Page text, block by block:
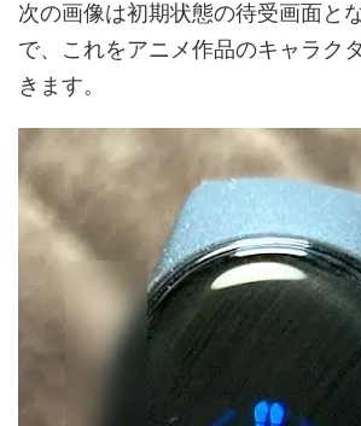
次の画像は初期状態の待受画面と
で、これをアニメ作品のキャラク
きます。